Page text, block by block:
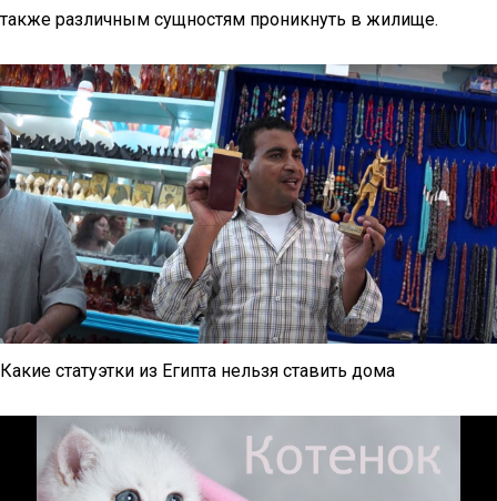
также различным сущностям проникнуть в жилище.
Какие статуэтки из Египта нельзя ставить дома